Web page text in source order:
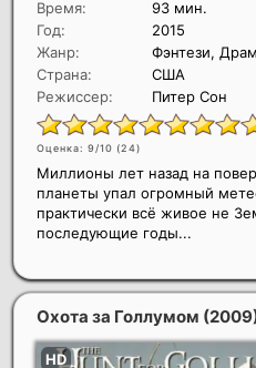
Время:
93 мин.
Год:
2015
Жанр:
Фэнтези,
Страна:
США
Режиссер:
Питер Сон
Оценка: 9/10 (24)
Миллионы лет назад на
планеты упал огромный
практически всё живое не
последующие годы...
Охота за Голлумом